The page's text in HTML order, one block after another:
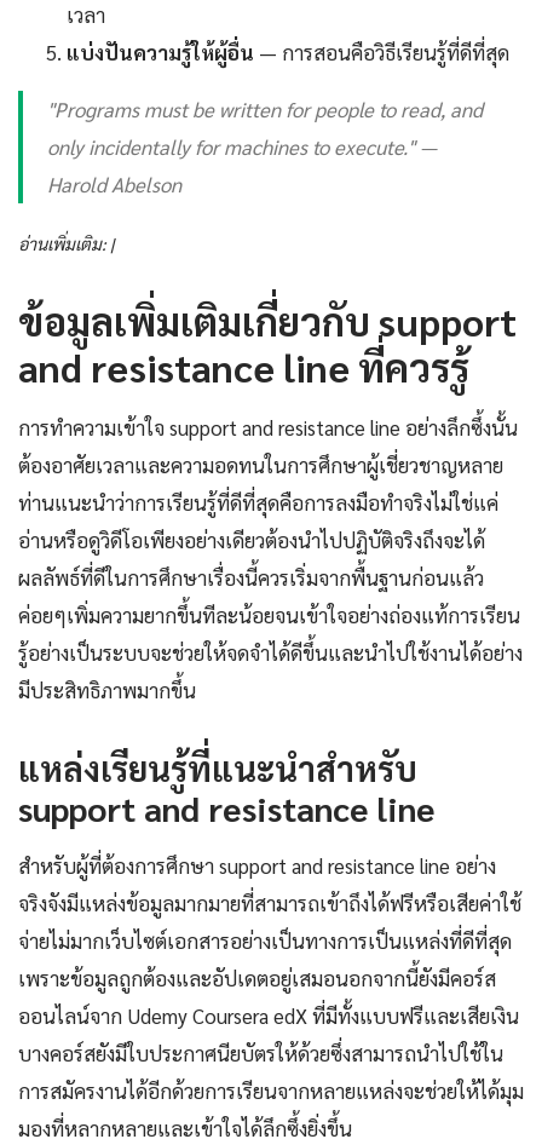
เวลา
แบ่งปันความรู้ให้ผู้อื่น — การสอนคือวิธีเรียนรู้ที่ดีที่สุด
"Programs must be written for people to read, and
only incidentally for machines to execute." —
Harold Abelson
อ่านเพิ่มเติม: |
ข้อมูลเพิ่มเติมเกี่ยวกับ support
and resistance line ที่ควรรู้
การทำความเข้าใจ support and resistance line อย่างลึกซึ้งนั้น
ต้องอาศัยเวลาและความอดทนในการศึกษาผู้เชี่ยวชาญหลาย
ท่านแนะนำว่าการเรียนรู้ที่ดีที่สุดคือการลงมือทำจริงไม่ใช่แค่
อ่านหรือดูวิดีโอเพียงอย่างเดียวต้องนำไปปฏิบัติจริงถึงจะได้
ผลลัพธ์ที่ดีในการศึกษาเรื่องนี้ควรเริ่มจากพื้นฐานก่อนแล้ว
ค่อยๆเพิ่มความยากขึ้นทีละน้อยจนเข้าใจอย่างถ่องแท้การเรียน
รู้อย่างเป็นระบบจะช่วยให้จดจำได้ดีขึ้นและนำไปใช้งานได้อย่าง
มีประสิทธิภาพมากขึ้น
แหล่งเรียนรู้ที่แนะนำสำหรับ
support and resistance line
สำหรับผู้ที่ต้องการศึกษา support and resistance line อย่าง
จริงจังมีแหล่งข้อมูลมากมายที่สามารถเข้าถึงได้ฟรีหรือเสียค่าใช้
จ่ายไม่มากเว็บไซต์เอกสารอย่างเป็นทางการเป็นแหล่งที่ดีที่สุด
เพราะข้อมูลถูกต้องและอัปเดตอยู่เสมอนอกจากนี้ยังมีคอร์ส
ออนไลน์จาก Udemy Coursera edX ที่มีทั้งแบบฟรีและเสียเงิน
บางคอร์สยังมีใบประกาศนียบัตรให้ด้วยซึ่งสามารถนำไปใช้ใน
การสมัครงานได้อีกด้วยการเรียนจากหลายแหล่งจะช่วยให้ได้มุม
มองที่หลากหลายและเข้าใจได้ลึกซึ้งยิ่งขึ้น